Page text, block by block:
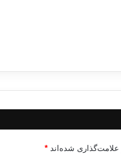
شده‌اند *